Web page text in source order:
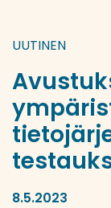
UUTINEN
8.5.2023